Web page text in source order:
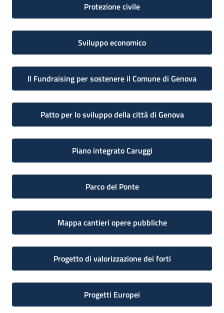
Protezione civile
Sviluppo economico
Il Fundraising per sostenere il Comune di Genova
Patto per lo sviluppo della città di Genova
Piano integrato Caruggi
Parco del Ponte
Mappa cantieri opere pubbliche
Progetto di valorizzazione dei forti
Progetti Europei